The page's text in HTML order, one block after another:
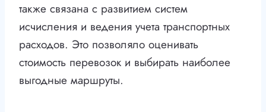
также связана с развитием систем
исчисления и ведения учета транспортных
расходов. Это позволяло оценивать
стоимость перевозок и выбирать наиболее
выгодные маршруты.